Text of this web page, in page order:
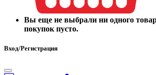
Вы еще не выбрали ни одного
покупок пусто.
Вход/Регистрация